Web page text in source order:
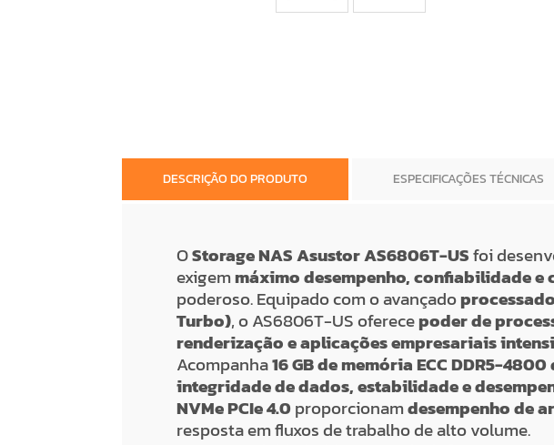
DESCRIÇÃO DO PRODUTO ESPECIFICAÇÕES TÉCNICAS
OStorage NAS Asustor AS6806T-USfoi
exigemmáximo desempenho, confiabilidade
poderoso. Equipado com o avançado
Turbo), o AS6806T-US oferecepoder de
renderização e aplicações empresariais
Acompanha16 GB de memória ECC DDR5-
integridade de dados, estabilidade e
NVMe PCIe 4.0proporcionamdesempenho de
resposta em fluxos de trabalho de alto volume.